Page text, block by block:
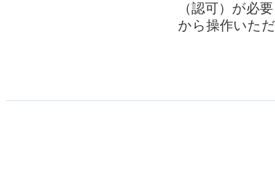
（認可）が必
から操作いた